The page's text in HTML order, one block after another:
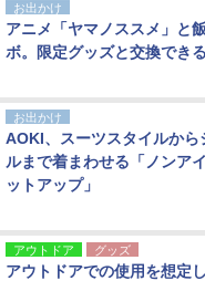
お出かけ
アニメ「ヤマノススメ」と
ボ。限定グッズと交換でき
お出かけ
AOKI、スーツスタイルから
ルまで着まわせる「ノンア
ットアップ」
アウトドア グッズ
アウトドアでの使用を想定